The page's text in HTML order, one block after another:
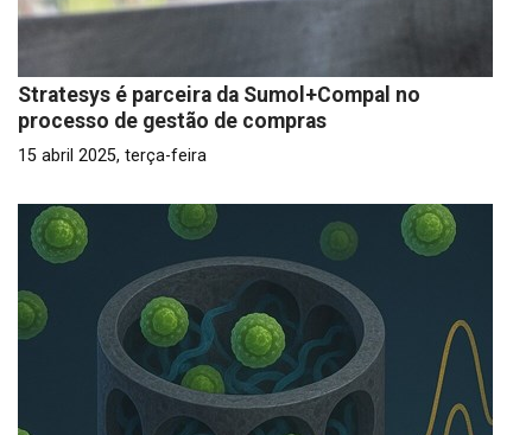
Stratesys é parceira da Sumol+Compal no
processo de gestão de compras
15 abril 2025, terça-feira